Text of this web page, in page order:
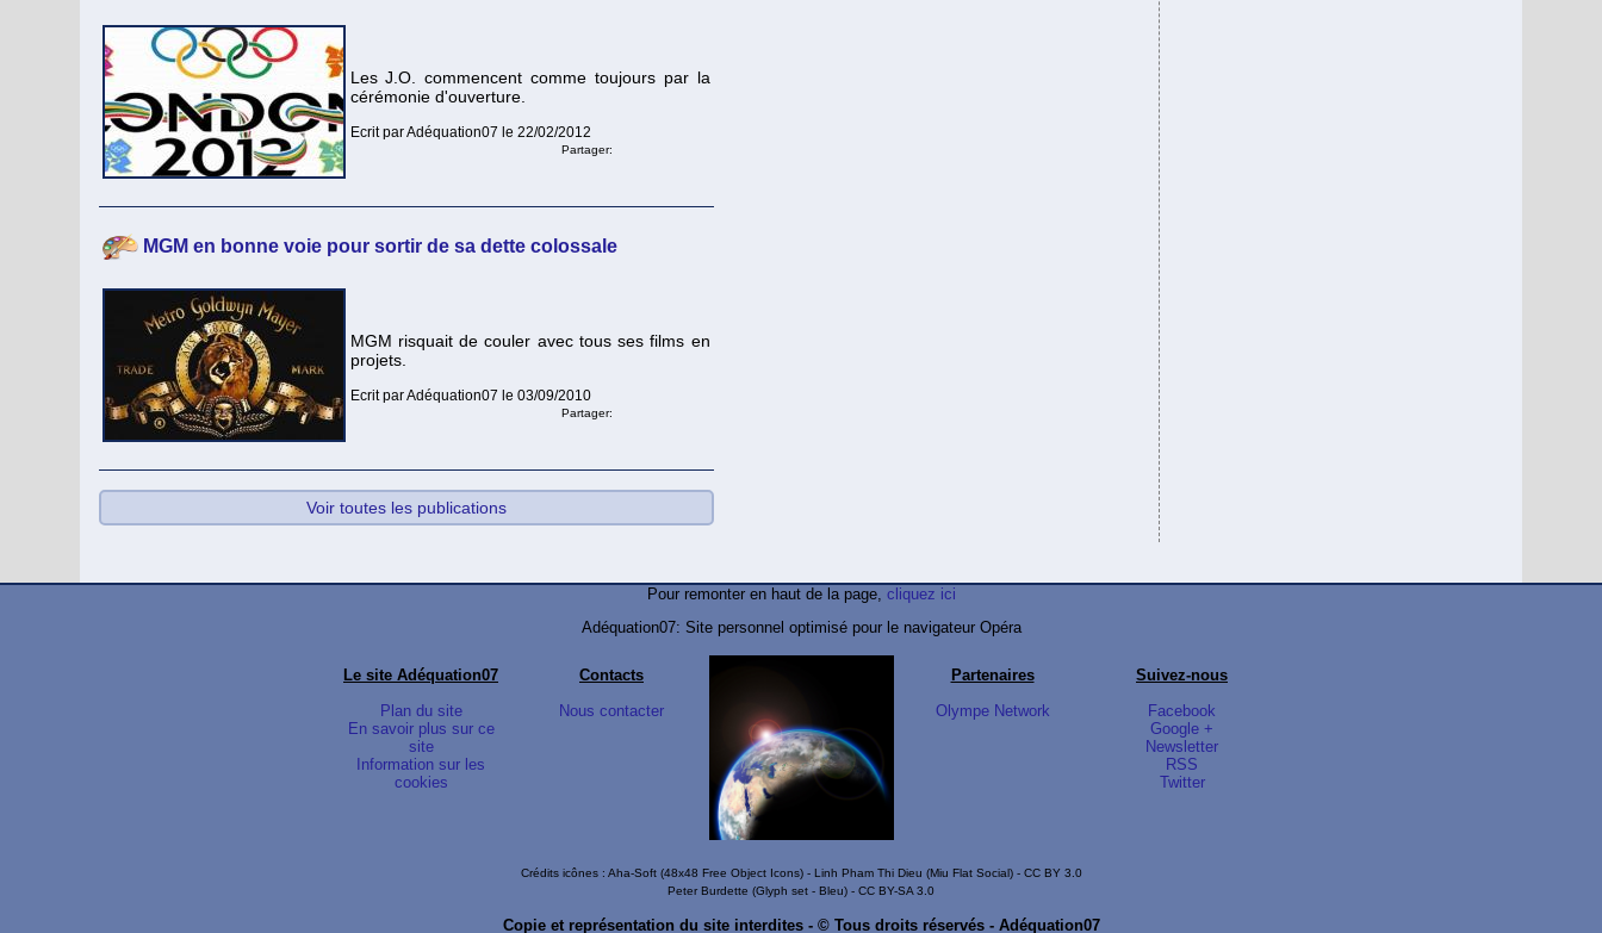
Les J.O. commencent comme toujours par la
cérémonie d'ouverture.
Ecrit par Adéquation07 le 22/02/2012
Partager:
MGM en bonne voie pour sortir de sa dette colossale
MGM risquait de couler avec tous ses films en
projets.
Ecrit par Adéquation07 le 03/09/2010
Partager:
Voir toutes les publications
Pour remonter en haut de la page, cliquez ici
Adéquation07: Site personnel optimisé pour le navigateur Opéra
Le site Adéquation07
Plan du site
En savoir plus sur ce
site
Information sur les
cookies
Contacts
Nous contacter
Partenaires
Olympe Network
Suivez-nous
Facebook
Google +
Newsletter
RSS
Twitter
Crédits icônes : Aha-Soft(48x48 Free Object Icons) - Linh Pham Thi Dieu (Miu Flat Social) - CC BY 3.0
Peter Burdette (Glyph set - Bleu) - CC BY-SA 3.0
Copie et représentation du site interdites - © Tous droits réservés - Adéquation07